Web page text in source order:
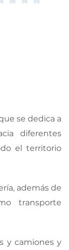
se dedica a
diferentes
el territorio
además de
transporte
y camiones y